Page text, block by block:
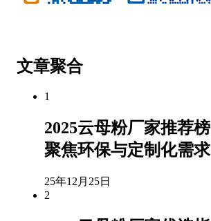
文章聚合
1
2025云母粉厂家推荐榜
聚焦环保与定制化需求
25年12月25日
2